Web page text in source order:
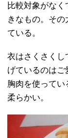
比較対象がな
きなもの。そ
ている。
衣はさくさくし
げているのはご
胸肉を使って
柔らかい。